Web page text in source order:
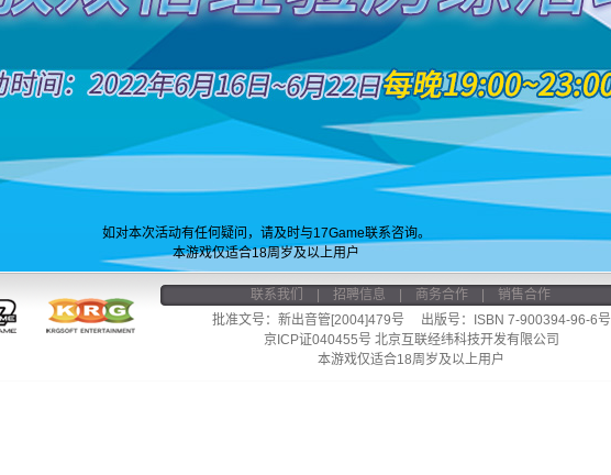
如对本次活动有任何疑问，请及时与17Game联系咨询。
本游戏仅适合18周岁及以上用户
联系我们 招聘信息 商务合作|
销售合作
批准文号：新出音管[2004]479号 出版号：ISBN 7-900394-96-6号
京ICP证040455号 北京互联经纬科技开发有限公司
本游戏仅适合18周岁及以上用户